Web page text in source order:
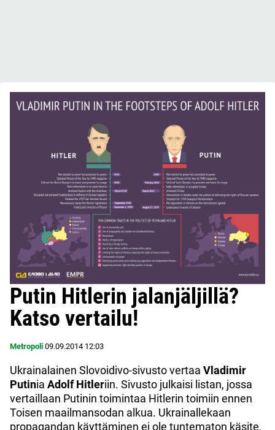
Putin Hitlerin jalanjäljillä?
Katso vertailu!
Metropoli 09.09.2014 12:03
Ukrainalainen Slovoidivo-sivusto vertaa Vladimir
Putinia Adolf Hitleriin. Sivusto julkaisi listan, jossa
vertaillaan Putinin toimintaa Hitlerin toimiin ennen
Toisen maailmansodan alkua. Ukrainallekaan
propagandan käyttäminen ei ole tuntematon käsite,